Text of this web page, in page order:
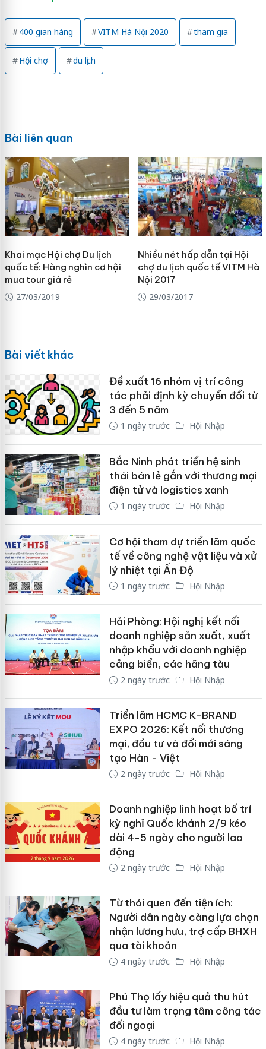
400 gian hàng VITM Hà Nội 2020 tham gia
Hội chợ du lịch
Bài liên quan
Khai mạc Hội chợ Du lịch
quốc tế: Hàng nghìn cơ hội
mua tour giá rẻ
27/03/2019
Nhiều nét hấp dẫn tại Hội
chợ du lịch quốc tế VITM Hà
Nội 2017
29/03/2017
Bài viết khác
Đề xuất 16 nhóm vị trí công
tác phải định kỳ chuyển đổi từ
3 đến 5 năm
1 ngày trước Hội Nhập
Bắc Ninh phát triển hệ sinh
thái bán lẻ gắn với thương mại
điện tử và logistics xanh
1 ngày trước Hội Nhập
Cơ hội tham dự triển lãm quốc
tế về công nghệ vật liệu và xử
lý nhiệt tại Ấn Độ
1 ngày trước Hội Nhập
Hải Phòng: Hội nghị kết nối
doanh nghiệp sản xuất, xuất
nhập khẩu với doanh nghiệp
cảng biển, các hãng tàu
2 ngày trước Hội Nhập
Triển lãm HCMC K-BRAND
EXPO 2026: Kết nối thương
mại, đầu tư và đổi mới sáng
tạo Hàn - Việt
2 ngày trước Hội Nhập
Doanh nghiệp linh hoạt bố trí
kỳ nghỉ Quốc khánh 2/9 kéo
dài 4-5 ngày cho người lao
động
2 ngày trước Hội Nhập
Từ thói quen đến tiện ích:
Người dân ngày càng lựa chọn
nhận lương hưu, trợ cấp BHXH
qua tài khoản
4 ngày trước Hội Nhập
Phú Thọ lấy hiệu quả thu hút
đầu tư làm trọng tâm công tác
đối ngoại
4 ngày trước Hội Nhập